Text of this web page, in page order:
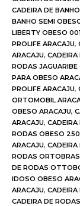
CADEIRA DE
BANHO SEMI
LIBERTY OBESO
PROLIFE ARACAJU,
ARACAJU, CADEIRA
RODAS
PARA OBESO
PROLIFE ARACAJU,
ORTOMOBIL
OBESO ARACAJU,
ARACAJU,
RODAS OBESO
ARACAJU,
RODAS
DE RODAS
IDOSO OBESO
ARACAJU, CADEIRA
CADEIRA DE